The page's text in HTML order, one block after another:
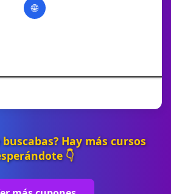
🌐
Hay más cursos
👇